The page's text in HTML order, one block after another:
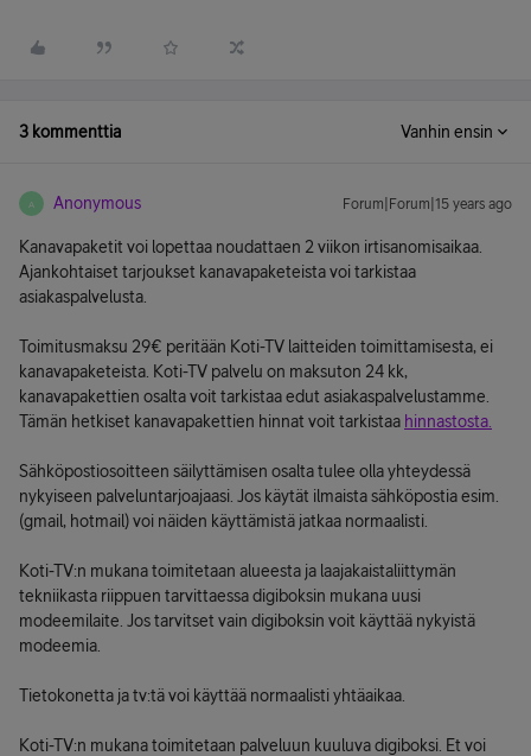
3 kommenttia Vanhin ensin
A Anonymous Forum|Forum|15 years ago
Kanavapaketit voi lopettaa noudattaen 2 viikon irtisanomisaikaa.
Ajankohtaiset tarjoukset kanavapaketeista voi tarkistaa
asiakaspalvelusta.
Toimitusmaksu 29€ peritään Koti-TV laitteiden toimittamisesta, ei
kanavapaketeista. Koti-TV palvelu on maksuton 24 kk,
kanavapakettien osalta voit tarkistaa edut asiakaspalvelustamme.
Tämän hetkiset kanavapakettien hinnat voit tarkistaa hinnastosta.
Sähköpostiosoitteen säilyttämisen osalta tulee olla yhteydessä
nykyiseen palveluntarjoajaasi. Jos käytät ilmaista sähköpostia esim.
(gmail, hotmail) voi näiden käyttämistä jatkaa normaalisti.
Koti-TV:n mukana toimitetaan alueesta ja laajakaistaliittymän
tekniikasta riippuen tarvittaessa digiboksin mukana uusi
modeemilaite. Jos tarvitset vain digiboksin voit käyttää nykyistä
modeemia.
Tietokonetta ja tv:tä voi käyttää normaalisti yhtäaikaa.
Koti-TV:n mukana toimitetaan palveluun kuuluva digiboksi. Et voi